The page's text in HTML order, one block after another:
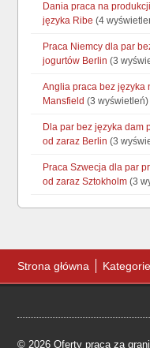
Dania praca na
języka Ribe (4
Praca Niemcy dla par
jogurtów Berlin (3
Anglia praca bez języka
Mansfield (3 wyświetleń)
Dla par bez języka dam
od zaraz Berlin (3
Praca Szwecja dla par
od zaraz Sztokholm (3
Strona główna Kategorie
© 2026 Oferty praca za